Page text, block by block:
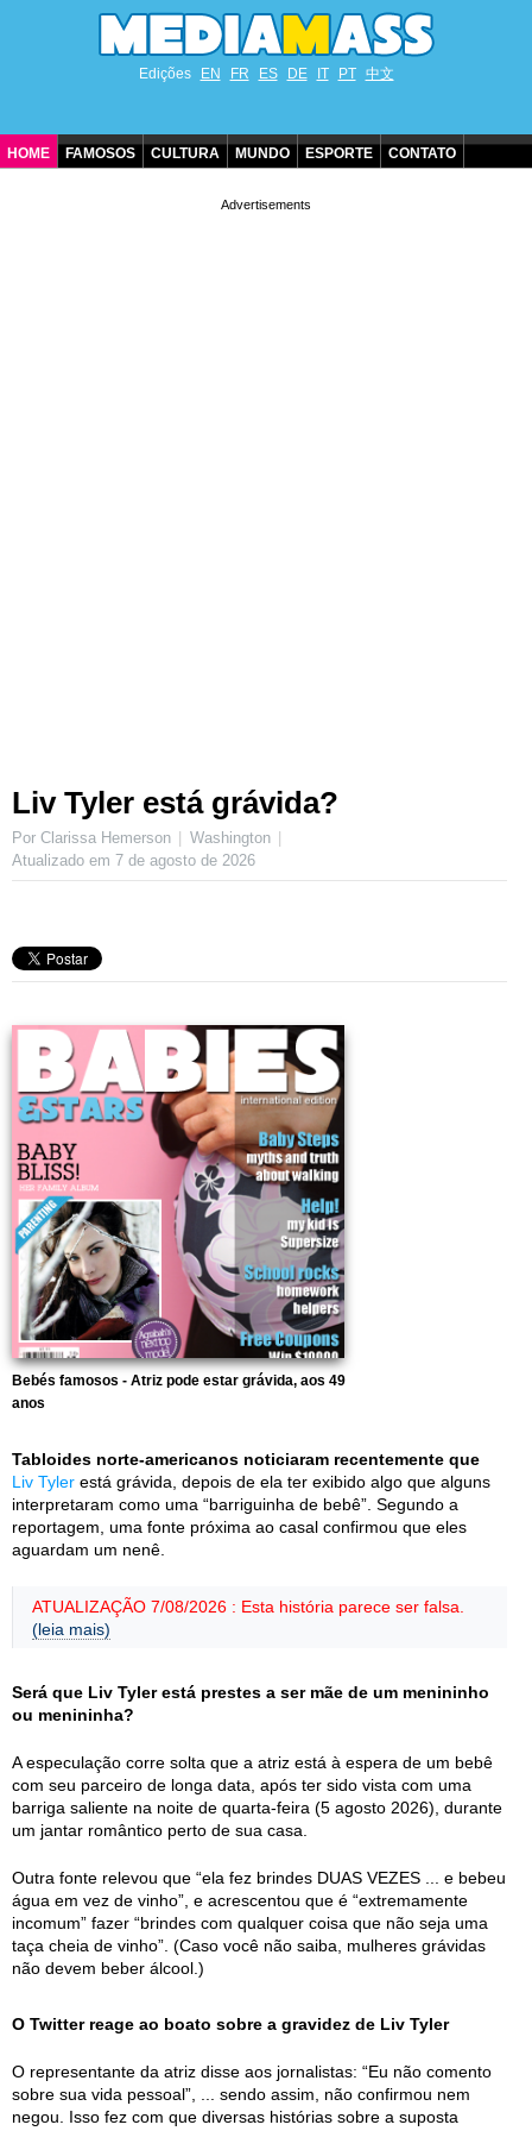
Edições EN FR ES DE IT PT 中文
HOME FAMOSOS CULTURA MUNDO ESPORTE CONTATO
Liv Tyler está grávida?
Por Clarissa Hemerson
Washington
Atualizado em 7 de agosto de 2026
Bebés famosos - Atriz pode estar grávida, aos 49
anos
Tabloides norte-americanos noticiaram recentemente que
Liv Tyler está grávida, depois de ela ter exibido algo que alguns
interpretaram como uma “barriguinha de bebê”. Segundo a
reportagem, uma fonte próxima ao casal confirmou que eles
aguardam um nenê.
ATUALIZAÇÃO 7/08/2026 : Esta história parece ser falsa.
(leia mais)
Será que Liv Tyler está prestes a ser mãe de um menininho
ou menininha?
A especulação corre solta que a atriz está à espera de um bebê
com seu parceiro de longa data, após ter sido vista com uma
barriga saliente na noite de quarta-feira (5 agosto 2026), durante
um jantar romântico perto de sua casa.
Outra fonte relevou que “ela fez brindes DUAS VEZES ... e bebeu
água em vez de vinho”, e acrescentou que é “extremamente
incomum” fazer “brindes com qualquer coisa que não seja uma
taça cheia de vinho”. (Caso você não saiba, mulheres grávidas
não devem beber álcool.)
O Twitter reage ao boato sobre a gravidez de Liv Tyler
O representante da atriz disse aos jornalistas: “Eu não comento
sobre sua vida pessoal”, ... sendo assim, não confirmou nem
negou. Isso fez com que diversas histórias sobre a suposta